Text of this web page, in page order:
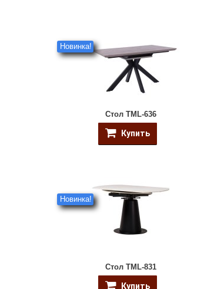
Новинка!
Стол TML-636
Купить
Новинка!
Стол TML-831
Купить